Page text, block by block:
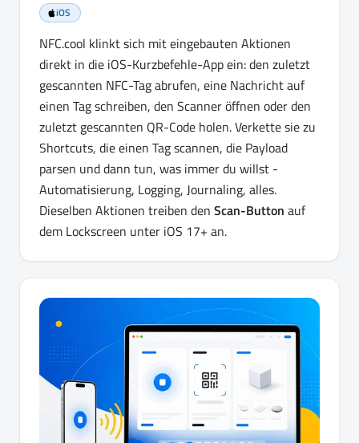
iOS
NFC.cool klinkt sich mit eingebauten Aktionen
direkt in die iOS-Kurzbefehle-App ein: den zuletzt
gescannten NFC-Tag abrufen, eine Nachricht auf
einen Tag schreiben, den Scanner öffnen oder den
zuletzt gescannten QR-Code holen. Verkette sie zu
Shortcuts, die einen Tag scannen, die Payload
parsen und dann tun, was immer du willst -
Automatisierung, Logging, Journaling, alles.
Dieselben Aktionen treiben den Scan-Button auf
dem Lockscreen unter iOS 17+ an.